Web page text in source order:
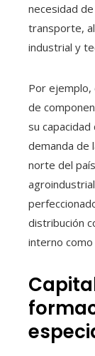
necesidad
transporte,
industrial y
Por
de
su
demanda de
norte del
distribución
interno